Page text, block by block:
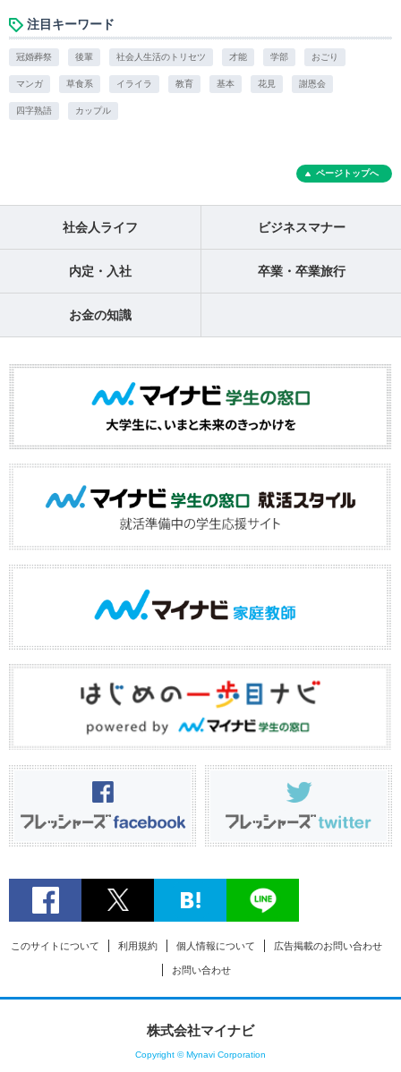
注目キーワード
冠婚葬祭 後輩 社会人生活のトリセツ 才能 学部 おごり
マンガ 草食系 イライラ 教育 基本 花見 謝恩会
四字熟語 カップル
ページトップへ
社会人ライフ ビジネスマナー
内定・入社 卒業・卒業旅行
お金の知識
このサイトについて 利用規約 個人情報について 広告掲載のお問い合わせ
お問い合わせ
株式会社マイナビ
Copyright © Mynavi Corporation